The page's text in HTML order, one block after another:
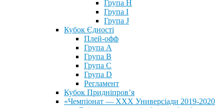
Група H
Група I
Група J
Кубок Єдності
Плей-офф
Група А
Група В
Група С
Група D
Регламент
Кубок Придніпров’я
«Чемпіонат — ХХХ Универсіади 2019-2020